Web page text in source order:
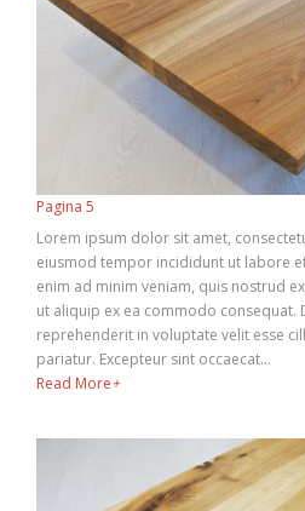
Pagina 5
Lorem ipsum dolor sit amet,
eiusmod tempor incididunt ut labore
enim ad minim veniam, quis nostrud
ut aliquip ex ea commodo consequat.
reprehenderit in voluptate velit esse
pariatur. Excepteur sint occaecat…
Read More+